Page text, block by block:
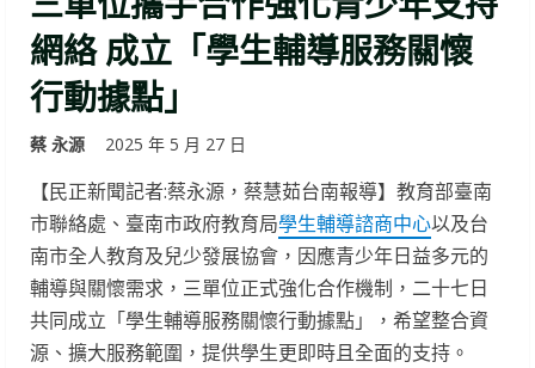
網絡 成立「學生輔導服務關懷
行動據點」
蔡 永源 2025 年 5 月 27 日
【民正新聞記者:蔡永源，蔡慧茹台南報導】教育部臺南
市聯絡處、臺南市政府教育局學生輔導諮商中心以及台
南市全人教育及兒少發展協會，因應青少年日益多元的
輔導與關懷需求，三單位正式強化合作機制，二十七日
共同成立「學生輔導服務關懷行動據點」，希望整合資
源、擴大服務範圍，提供學生更即時且全面的支持。